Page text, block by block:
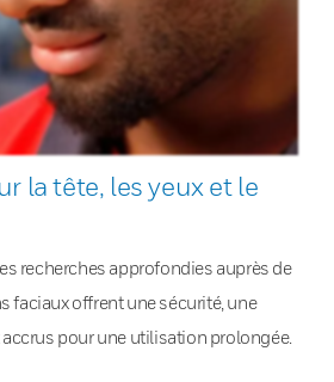
la tête, les yeux et le
recherches approfondies auprès de
faciaux offrent une sécurité, une
pour une utilisation prolongée.